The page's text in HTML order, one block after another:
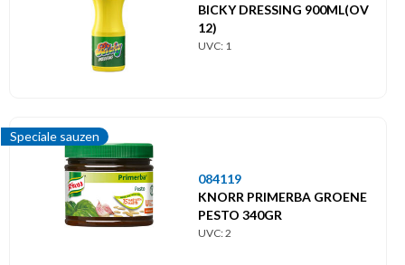
BICKY DRESSING 900ML(OV
12)
UVC: 1
Speciale sauzen
084119
KNORR PRIMERBA GROENE
PESTO 340GR
UVC: 2